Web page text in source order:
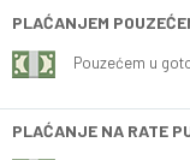
PLAĆANJEM
Pouzećem u
PLAĆANJE NA RATE